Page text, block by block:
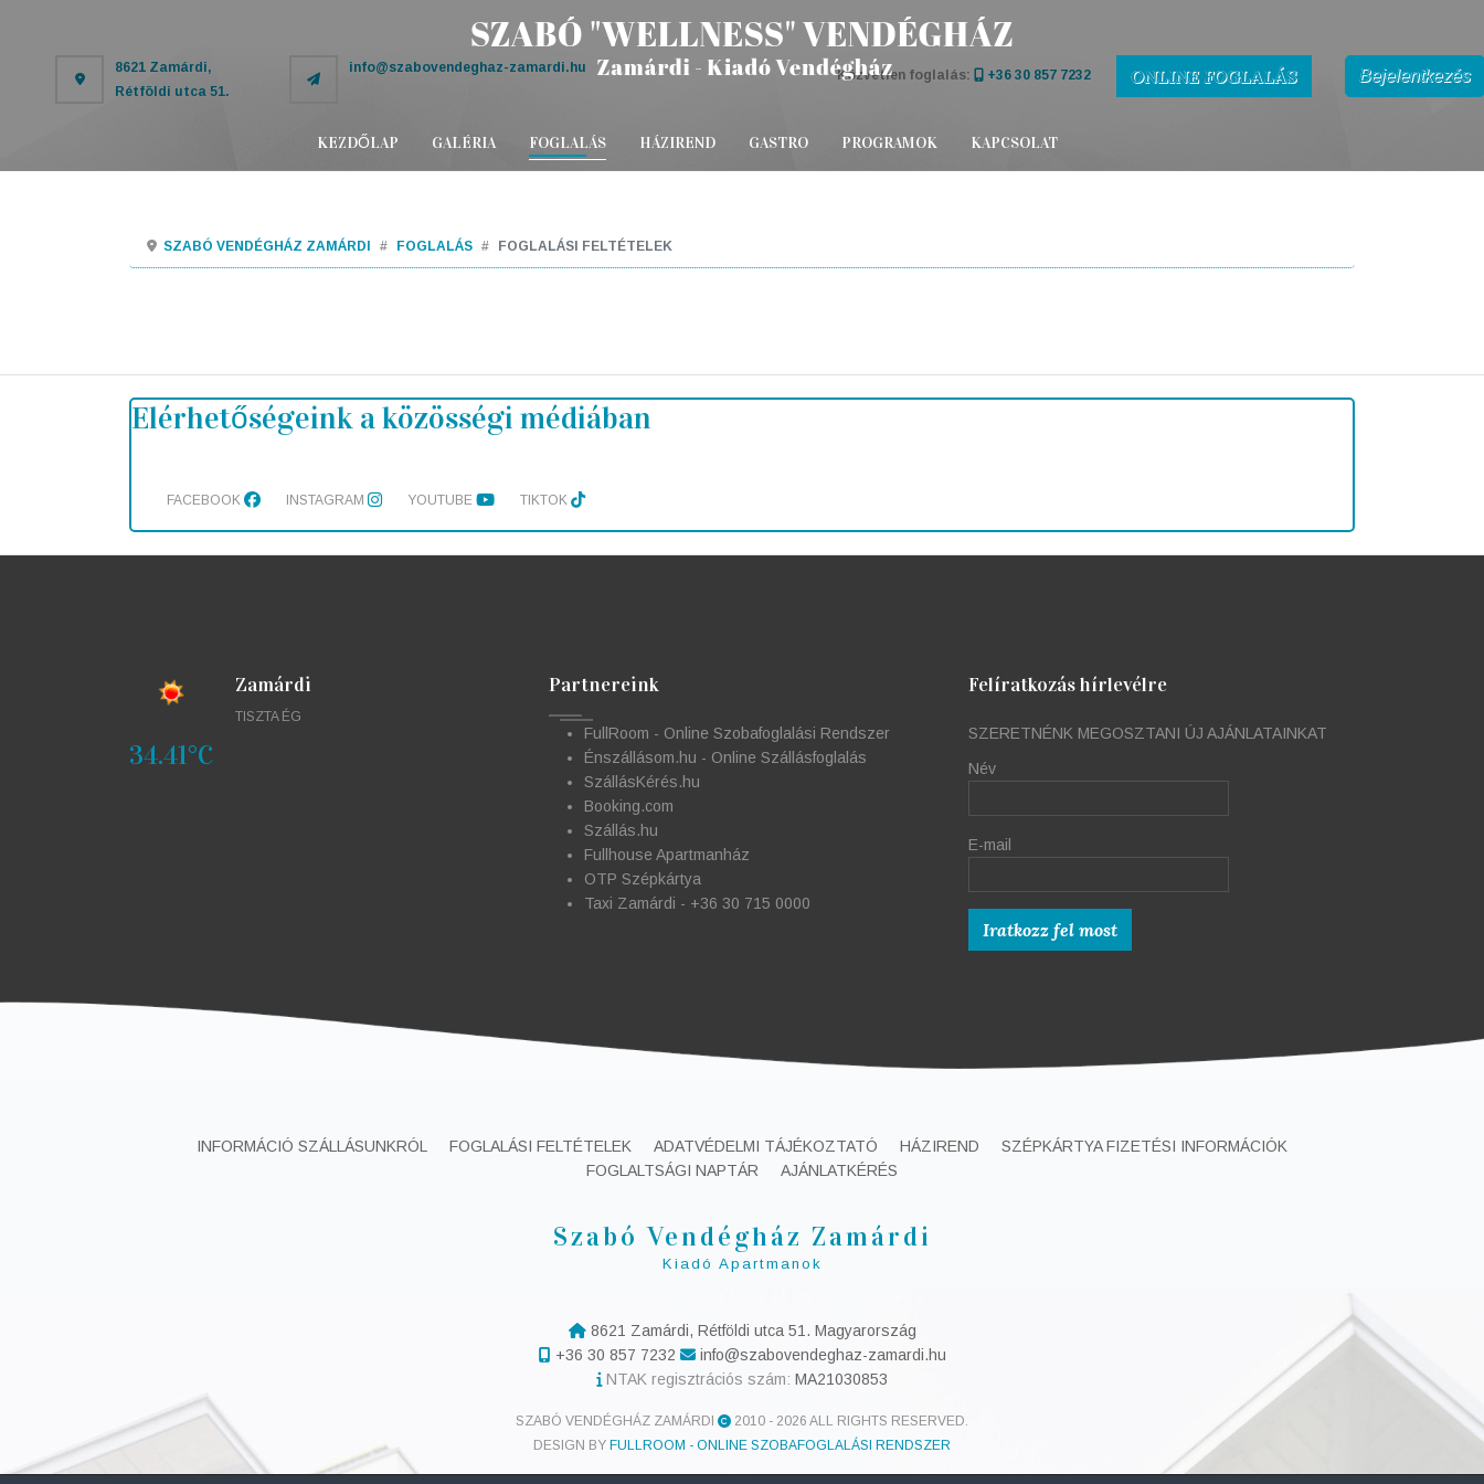
KEZDŐLAP GALÉRIA FOGLALÁS HÁZIREND GASTRO PROGRAMOK KAPCSOLAT
8621 Zamárdi,
Rétföldi utca 51.
info@szabovendeghaz-zamardi.hu
Közvetlen foglalás: +36 30 857 7232 ONLINE FOGLALÁS Bejelentkezés
SZABÓ VENDÉGHÁZ ZAMÁRDI FOGLALÁS FOGLALÁSI FELTÉTELEK
Elérhetőségeink a közösségi médiában
FACEBOOK INSTAGRAM YOUTUBE TIKTOK
34.41°C
Zamárdi
TISZTA ÉG
Partnereink
FullRoom - Online Szobafoglalási Rendszer
Énszállásom.hu - Online Szállásfoglalás
SzállásKérés.hu
Booking.com
Szállás.hu
Fullhouse Apartmanház
OTP Szépkártya
Taxi Zamárdi - +36 30 715 0000
Felíratkozás hírlevélre
SZERETNÉNK MEGOSZTANI ÚJ AJÁNLATAINKAT
Név
E-mail
INFORMÁCIÓ SZÁLLÁSUNKRÓL FOGLALÁSI FELTÉTELEK ADATVÉDELMI TÁJÉKOZTATÓ HÁZIREND
SZÉPKÁRTYA FIZETÉSI INFORMÁCIÓK
FOGLALTSÁGI NAPTÁR
AJÁNLATKÉRÉS
Szabó Vendégház Zamárdi
Kiadó Apartmanok
8621 Zamárdi, Rétföldi utca 51. Magyarország
+36 30 857 7232
info@szabovendeghaz-zamardi.hu
NTAK regisztrációs szám: MA21030853
SZABÓ VENDÉGHÁZ ZAMÁRDI 2010 - 2026 ALL RIGHTS RESERVED.
DESIGN BY FULLROOM - ONLINE SZOBAFOGLALÁSI RENDSZER